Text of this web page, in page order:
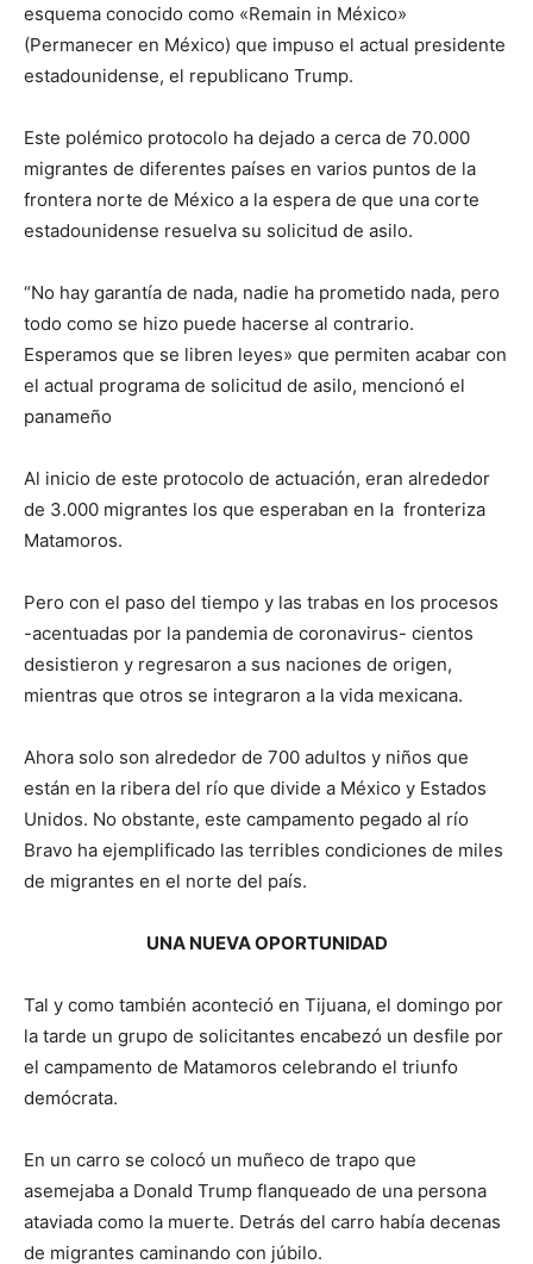
esquema conocido como «Remain in México»
(Permanecer en México) que impuso el actual presidente
estadounidense, el republicano Trump.
Este polémico protocolo ha dejado a cerca de 70.000
migrantes de diferentes países en varios puntos de la
frontera norte de México a la espera de que una corte
estadounidense resuelva su solicitud de asilo.
“No hay garantía de nada, nadie ha prometido nada, pero
todo como se hizo puede hacerse al contrario.
Esperamos que se libren leyes» que permiten acabar con
el actual programa de solicitud de asilo, mencionó el
panameño
Al inicio de este protocolo de actuación, eran alrededor
de 3.000 migrantes los que esperaban en la fronteriza
Matamoros.
Pero con el paso del tiempo y las trabas en los procesos
-acentuadas por la pandemia de coronavirus- cientos
desistieron y regresaron a sus naciones de origen,
mientras que otros se integraron a la vida mexicana.
Ahora solo son alrededor de 700 adultos y niños que
están en la ribera del río que divide a México y Estados
Unidos. No obstante, este campamento pegado al río
Bravo ha ejemplificado las terribles condiciones de miles
de migrantes en el norte del país.
UNA NUEVA OPORTUNIDAD
Tal y como también aconteció en Tijuana, el domingo por
la tarde un grupo de solicitantes encabezó un desfile por
el campamento de Matamoros celebrando el triunfo
demócrata.
En un carro se colocó un muñeco de trapo que
asemejaba a Donald Trump flanqueado de una persona
ataviada como la muerte. Detrás del carro había decenas
de migrantes caminando con júbilo.